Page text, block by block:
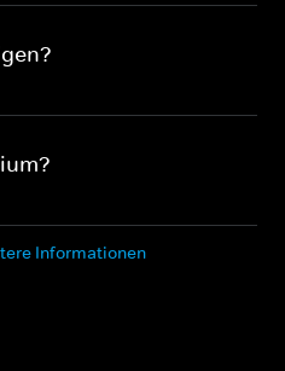
Informationen